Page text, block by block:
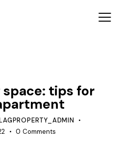
space: tips for
0 Comments